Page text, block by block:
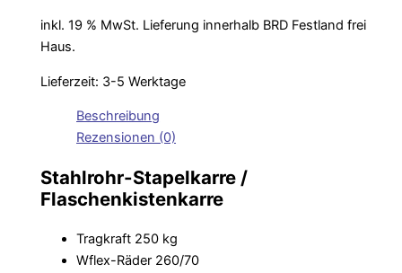
inkl. 19 % MwSt. Lieferung innerhalb BRD Festland frei
Haus.
Lieferzeit: 3-5 Werktage
Beschreibung
Rezensionen (0)
Stahlrohr-Stapelkarre /
Flaschenkistenkarre
Tragkraft 250 kg
Wflex-Räder 260/70